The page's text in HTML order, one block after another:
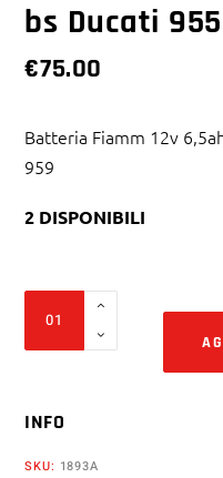
bs Ducati
€75.00
Batteria Fiamm 12v
959
2 DISPONIBILI
Fiamm
ft7-
INFO
SKU: 1893A